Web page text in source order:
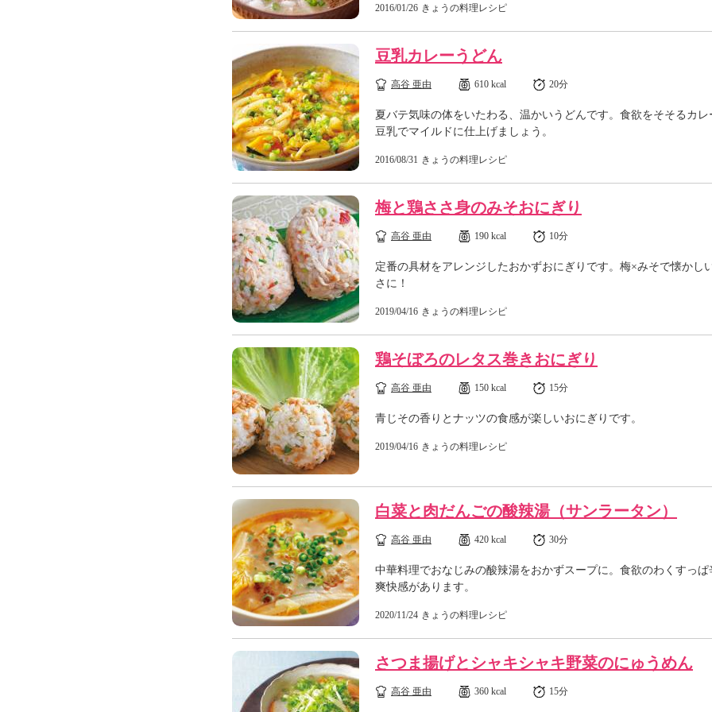
2016/01/26 きょうの料理レシピ
豆乳カレーうどん
高谷 亜由 610 kcal 20分
夏バテ気味の体をいたわる、温かいうどんです。食欲をそそるカレ
豆乳でマイルドに仕上げましょう。
2016/08/31 きょうの料理レシピ
梅と鶏ささ身のみそおにぎり
高谷 亜由 190 kcal 10分
定番の具材をアレンジしたおかずおにぎりです。梅×みそで懐かし
さに！
2019/04/16 きょうの料理レシピ
鶏そぼろのレタス巻きおにぎり
高谷 亜由 150 kcal 15分
青じその香りとナッツの食感が楽しいおにぎりです。
2019/04/16 きょうの料理レシピ
白菜と肉だんごの酸辣湯（サンラータン）
高谷 亜由 420 kcal 30分
中華料理でおなじみの酸辣湯をおかずスープに。食欲のわくすっぱ
爽快感があります。
2020/11/24 きょうの料理レシピ
さつま揚げとシャキシャキ野菜のにゅうめん
高谷 亜由 360 kcal 15分